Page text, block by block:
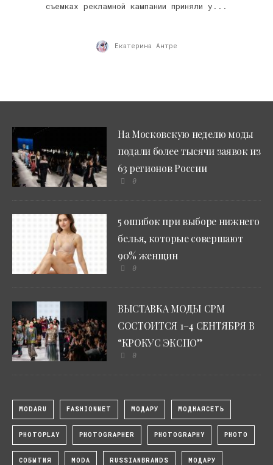
съемках рекламной кампании приняли у...
Екатерина Антре
На Московскую неделю моды
подали более тысячи заявок из
63 регионов России
0
5 ошибок при выборе нижнего
белья, которые совершают
90% женщин
0
ВЫСТАВКА МОДЫ CPM
СОСТОИТСЯ 1–4 СЕНТЯБРЯ В
“КРОКУС ЭКСПО”
0
MODARU FASHIONNET МОДАРУ МОДНАЯСЕТЬ
PHOTOPLAY PHOTOGRAPHER PHOTOGRAPHY PHOTO
СОБЫТИЯ MODA RUSSIANBRANDS МОДАРУ